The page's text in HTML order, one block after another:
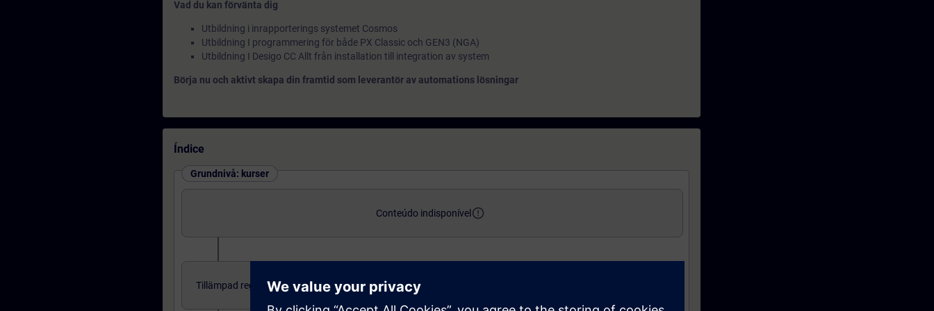
Vad du kan förvänta dig
Utbildning i inrapporterings systemet Cosmos
Utbildning I programmering för både PX Classic och GEN3 (NGA)
Utbildning I Desigo CC Allt från installation till integration av system
Börja nu och aktivt skapa din framtid som leverantör av automations lösningar
Índice
Grundnivå: kurser
Conteúdo indisponível error_outline
Tillämpad reglerteknik för kunder access_time 3 days